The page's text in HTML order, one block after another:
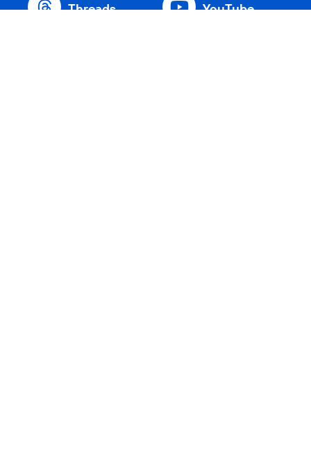
Threads YouTube